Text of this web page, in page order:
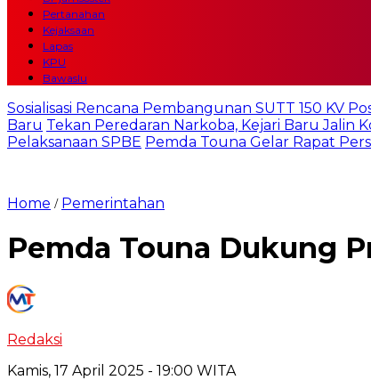
Pertanahan
Kejaksaan
Lapas
KPU
Bawaslu
Sosialisasi Rencana Pembangunan SUTT 150 KV
Baru Tekan Peredaran Narkoba, Kejari Baru Jalin
Pelaksanaan SPBE Pemda Touna Gelar Rapat
Home / Pemerintahan
Pemda Touna Dukung
Redaksi
Kamis, 17 April 2025 - 19:00 WITA